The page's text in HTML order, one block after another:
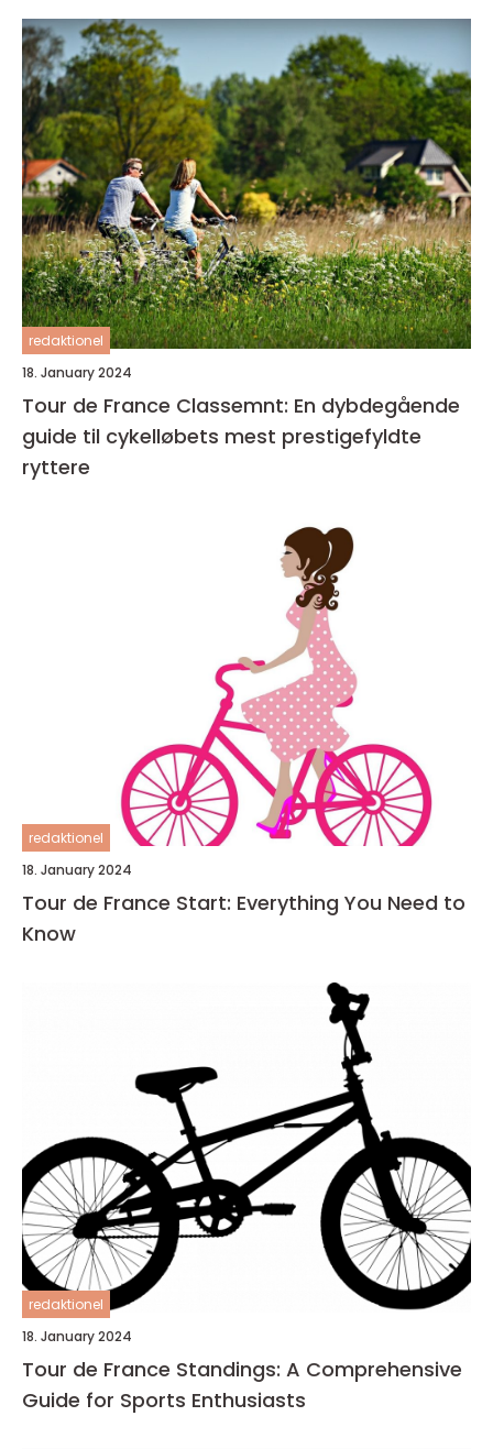
redaktionel
18. January 2024
Tour de France Classemnt: En dybdegående
guide til cykelløbets mest prestigefyldte
ryttere
redaktionel
18. January 2024
Tour de France Start: Everything You Need to
Know
redaktionel
18. January 2024
Tour de France Standings: A Comprehensive
Guide for Sports Enthusiasts